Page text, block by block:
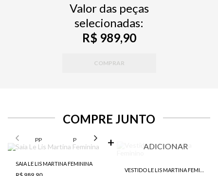
Valor das peças
selecionadas:
R$ 989,90
COMPRAR
COMPRE JUNTO
PP P M
SAIA LE LIS MARTINA FEMININA
ADICIONAR